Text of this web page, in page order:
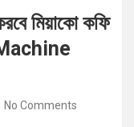
মিয়াকো কফি
No Comments